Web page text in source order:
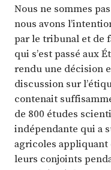
Nous ne sommes
nous avons
par le tribunal et de
qui s’est passé aux
rendu une décision
discussion sur
contenait
de 800 études
indépendante qui a
agricoles
leurs conjoints